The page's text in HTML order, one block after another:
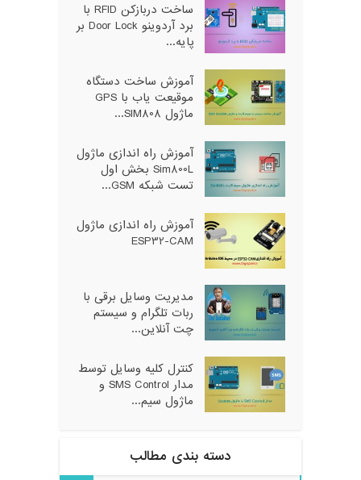
ساخت دربازکن RFID با
برد آردوینو Door Lock بر
پایه...
آموزش ساخت دستگاه
موقیعت یاب با GPS
ماژول SIM808...
آموزش راه اندازی ماژول
Sim800L بخش اول
تست شبکه GSM...
آموزش راه اندازی ماژول
ESP32-CAM
مدیریت وسایل برقی با
ربات تلگرام و سیستم
چت آنلاین...
کنترل کلیه وسایل توسط
مدار SMS Control و
ماژول سیم...
دسته بندی مطالب